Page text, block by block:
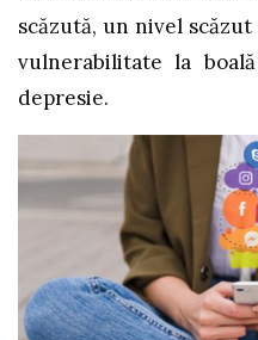
scăzută, un nivel
vulnerabilitate la
depresie.